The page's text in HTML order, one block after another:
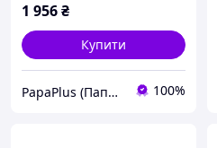
1 956₴
Купити
PapaPlus (Папа Плюс) 100%